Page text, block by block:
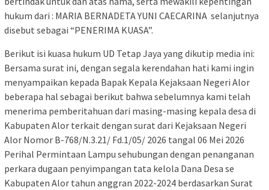
hukum dari : MARIA BERNADETA YUNI CAECARINA selanjutnya
disebut sebagai “PENERIMA KUASA”.
Berikut isi kuasa hukum UD Tetap Jaya yang dikutip media ini:
Bersama surat ini, dengan segala kerendahan hati kami ingin
menyampaikan kepada Bapak Kepala Kejaksaan Negeri Alor
beberapa hal sebagai berikut bahwa sebelumnya kami telah
menerima pemberitahuan dari masing-masing kepala desa di
Kabupaten Alor terkait dengan surat dari Kejaksaan Negeri
Alor Nomor B-768/N.3.21/ Fd.1/05/ 2026 tangal 06 Mei 2026
Perihal Permintaan Lampu sehubungan dengan penanganan
perkara dugaan penyimpangan tata kelola Dana Desa se
Kabupaten Alor tahun anggran 2022-2024 berdasarkan Surat